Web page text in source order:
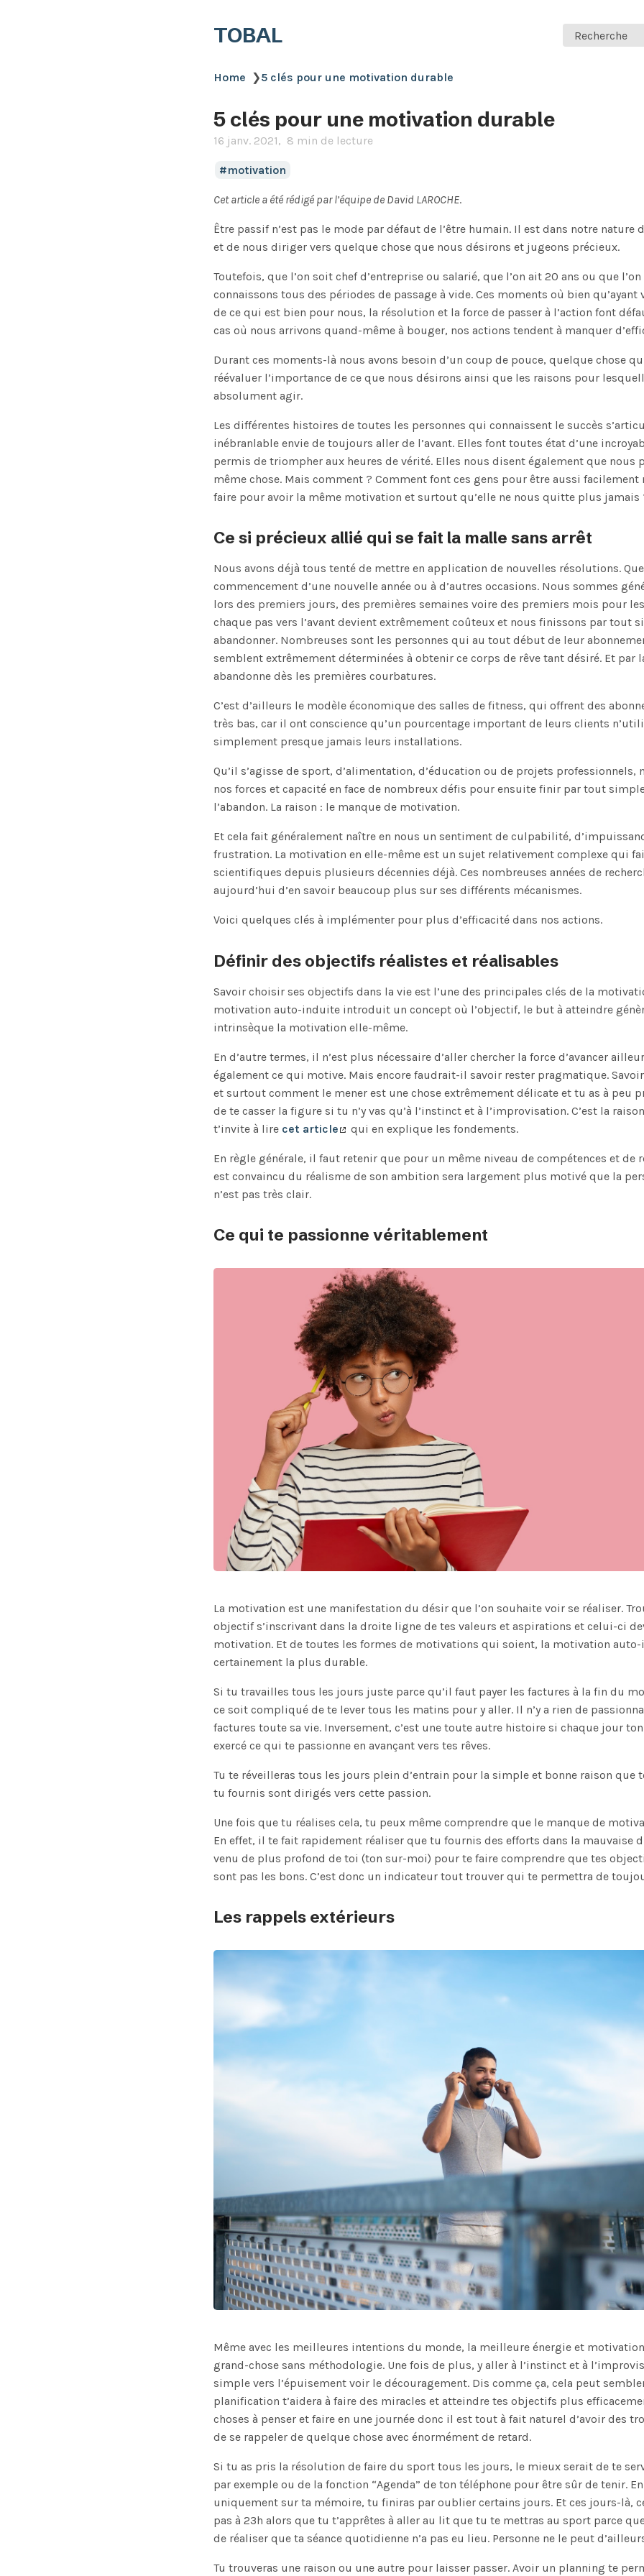
TOBAL Recherche
Home ❯5 clés pour une motivation durable
5 clés pour une motivation durable
16 janv. 2021 8 min de lecture
motivation
Cet article a été rédigé par l’équipe de David LAROCHE.
Être passif n’est pas le mode par défaut de l’être humain. Il est dans notre nature
et de nous diriger vers quelque chose que nous désirons et jugeons précieux.
Toutefois, que l’on soit chef d’entreprise ou salarié, que l’on ait 20 ans ou que
connaissons tous des périodes de passage à vide. Ces moments où bien qu’ayant
de ce qui est bien pour nous, la résolution et la force de passer à l’action font
cas où nous arrivons quand-même à bouger, nos actions tendent à manquer
Durant ces moments-là nous avons besoin d’un coup de pouce, quelque chose
réévaluer l’importance de ce que nous désirons ainsi que les raisons pour
absolument agir.
Les différentes histoires de toutes les personnes qui connaissent le succès
inébranlable envie de toujours aller de l’avant. Elles font toutes état d’une
permis de triompher aux heures de vérité. Elles nous disent également que nous
même chose. Mais comment ? Comment font ces gens pour être aussi
faire pour avoir la même motivation et surtout qu’elle ne nous quitte plus jamais
Ce si précieux allié qui se fait la malle sans arrêt
Nous avons déjà tous tenté de mettre en application de nouvelles résolutions.
commencement d’une nouvelle année ou à d’autres occasions. Nous sommes
lors des premiers jours, des premières semaines voire des premiers mois pour
chaque pas vers l’avant devient extrêmement coûteux et nous finissons par tout
abandonner. Nombreuses sont les personnes qui au tout début de leur
semblent extrêmement déterminées à obtenir ce corps de rêve tant désiré. Et par
abandonne dès les premières courbatures.
C’est d’ailleurs le modèle économique des salles de fitness, qui offrent des
très bas, car il ont conscience qu’un pourcentage important de leurs clients
simplement presque jamais leurs installations.
Qu’il s’agisse de sport, d’alimentation, d’éducation ou de projets professionnels,
nos forces et capacité en face de nombreux défis pour ensuite finir par tout
l’abandon. La raison : le manque de motivation.
Et cela fait généralement naître en nous un sentiment de culpabilité,
frustration. La motivation en elle-même est un sujet relativement complexe qui
scientifiques depuis plusieurs décennies déjà. Ces nombreuses années de
aujourd’hui d’en savoir beaucoup plus sur ses différents mécanismes.
Voici quelques clés à implémenter pour plus d’efficacité dans nos actions.
Définir des objectifs réalistes et réalisables
Savoir choisir ses objectifs dans la vie est l’une des principales clés de la
motivation auto-induite introduit un concept où l’objectif, le but à atteindre
intrinsèque la motivation elle-même.
En d’autre termes, il n’est plus nécessaire d’aller chercher la force d’avancer
également ce qui motive. Mais encore faudrait-il savoir rester pragmatique.
et surtout comment le mener est une chose extrêmement délicate et tu as à peu
de te casser la figure si tu n’y vas qu’à l’instinct et à l’improvisation. C’est la
t’invite à lire cet article qui en explique les fondements.
En règle générale, il faut retenir que pour un même niveau de compétences et de
est convaincu du réalisme de son ambition sera largement plus motivé que la
n’est pas très clair.
Ce qui te passionne véritablement
La motivation est une manifestation du désir que l’on souhaite voir se réaliser.
objectif s’inscrivant dans la droite ligne de tes valeurs et aspirations et celui-ci
motivation. Et de toutes les formes de motivations qui soient, la motivation
certainement la plus durable.
Si tu travailles tous les jours juste parce qu’il faut payer les factures à la fin du
ce soit compliqué de te lever tous les matins pour y aller. Il n’y a rien de
factures toute sa vie. Inversement, c’est une toute autre histoire si chaque jour
exercé ce qui te passionne en avançant vers tes rêves.
Tu te réveilleras tous les jours plein d’entrain pour la simple et bonne raison que
tu fournis sont dirigés vers cette passion.
Une fois que tu réalises cela, tu peux même comprendre que le manque de
En effet, il te fait rapidement réaliser que tu fournis des efforts dans la mauvaise
venu de plus profond de toi (ton sur-moi) pour te faire comprendre que tes
sont pas les bons. C’est donc un indicateur tout trouver qui te permettra de
Les rappels extérieurs
Même avec les meilleures intentions du monde, la meilleure énergie et motivation
grand-chose sans méthodologie. Une fois de plus, y aller à l’instinct et à
simple vers l’épuisement voir le découragement. Dis comme ça, cela peut
planification t’aidera à faire des miracles et atteindre tes objectifs plus
choses à penser et faire en une journée donc il est tout à fait naturel d’avoir des
de se rappeler de quelque chose avec énormément de retard.
Si tu as pris la résolution de faire du sport tous les jours, le mieux serait de te
par exemple ou de la fonction “Agenda” de ton téléphone pour être sûr de tenir.
uniquement sur ta mémoire, tu finiras par oublier certains jours. Et ces jours-là,
pas à 23h alors que tu t’apprêtes à aller au lit que tu te mettras au sport parce
de réaliser que ta séance quotidienne n’a pas eu lieu. Personne ne le peut
Tu trouveras une raison ou une autre pour laisser passer. Avoir un planning te